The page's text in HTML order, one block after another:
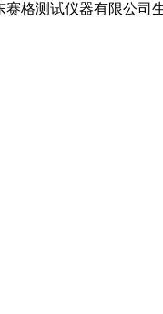
格测试仪器有限公司